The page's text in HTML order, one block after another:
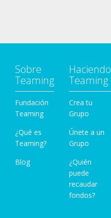
Sobre
Teaming
Fundación
Teaming
¿Qué es
Teaming?
Blog
Haciendo
Teaming
Crea tu
Grupo
Únete a un
Grupo
¿Quién
puede
recaudar
fondos?